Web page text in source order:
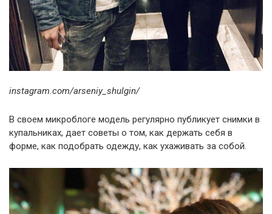
instagram.com/arseniy_shulgin/
В своем микроблоге модель регулярно публикует снимки в
купальниках, дает советы о том, как держать себя в
форме, как подобрать одежду, как ухаживать за собой.